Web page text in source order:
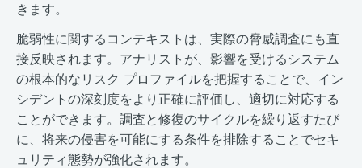
きます。
脆弱性に関するコンテキストは、実際の脅威調査にも直
接反映されます。アナリストが、影響を受けるシステム
の根本的なリスク プロファイルを把握することで、イン
シデントの深刻度をより正確に評価し、適切に対応する
ことができます。調査と修復のサイクルを繰り返すたび
に、将来の侵害を可能にする条件を排除することでセキ
ュリティ態勢が強化されます。